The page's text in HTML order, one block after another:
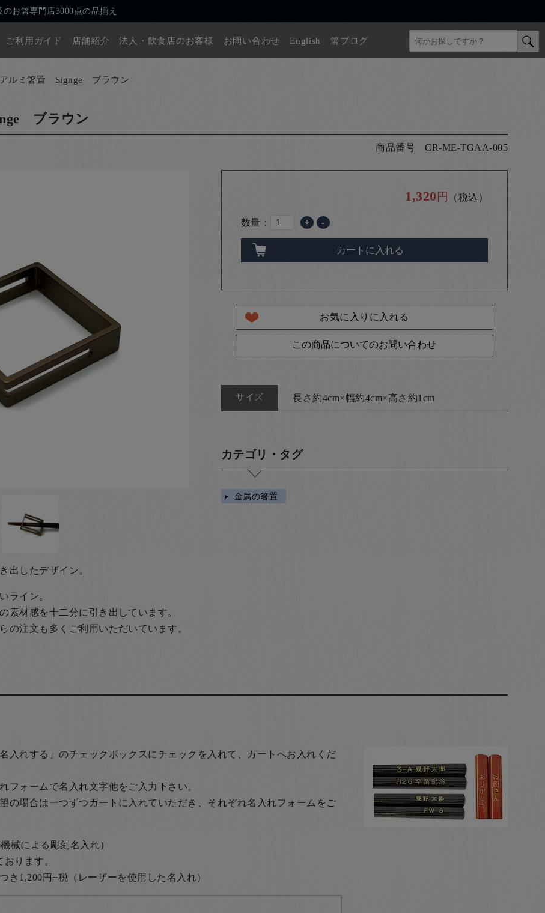
お箸専門店3000点の品揃え
ご利用ガイド 店舗紹介 法人・飲食店のお客様 お問い合わせ English 箸ブログ
アルミ箸置 Signge ブラウン
ブラウン
商品番号 CR-ME-TGAA-005
出したデザイン。
ライン。
素材感を十二分に引き出しています。
の注文も多くご利用いただいています。
1,320 円 （税込）
数量： + -
カートに入れる
お気に入りに入れる
この商品についてのお問い合わせ
サイズ 長さ約4cm×幅約4cm×高さ約1cm
カテゴリ・タグ
金属の箸置
入れする」のチェックボックスにチェックを入れて、カートへお入れくだ
フォームで名入れ文字他をご入力下さい。
の場合は一つずつカートに入れていただき、それぞれ名入れフォームをご
械による彫刻名入れ）
ります。
き1,200円+税 （レーザーを使用した名入れ）